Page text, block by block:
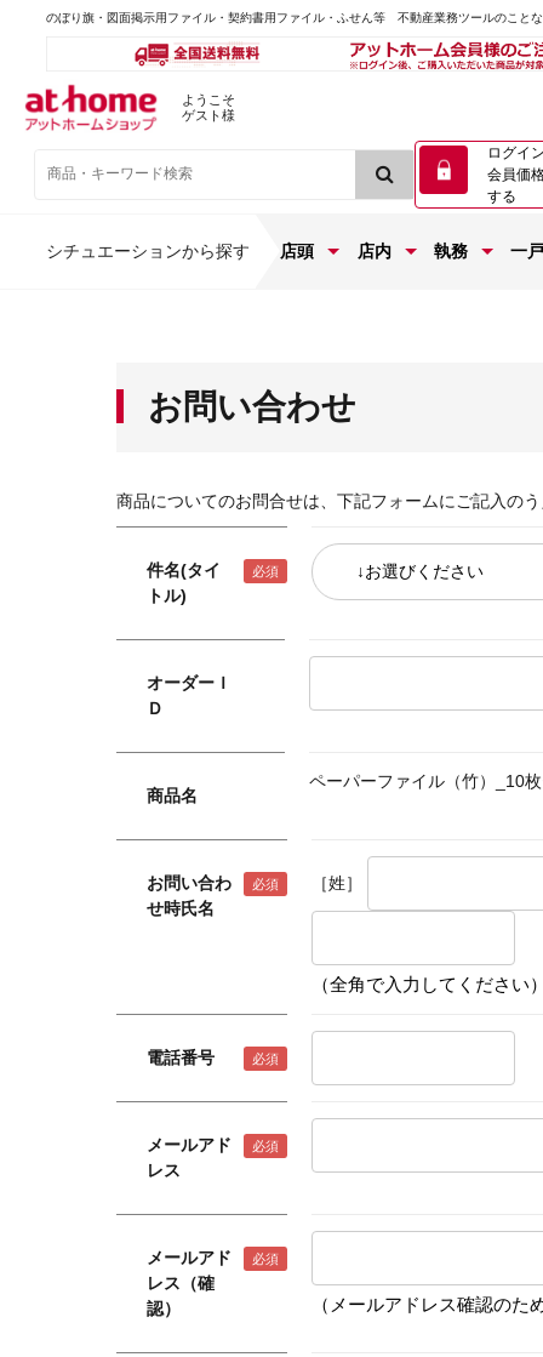
のぼり旗・図面掲示用ファイル・契約書用ファイル・ふせん等 不動産業務ツールのこと
ようこそ
ゲスト様
ログイ
会員価
する
シチュエーションから探す 店頭 店内 執務 一
お問い合わせ
商品についてのお問合せは、下記フォームにご記入の
件名(タイ
トル)
オーダーＩ
Ｄ
商品名
ペーパーファイル（竹）_10
お問い合わ
せ時氏名
［姓］
（全角で入力してください
電話番号
メールアド
レス
メールアド
レス（確
認）
（メールアドレス確認のた